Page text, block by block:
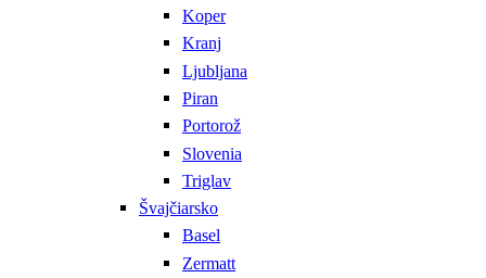
Koper
Kranj
Ljubljana
Piran
Portorož
Slovenia
Triglav
Švajčiarsko
Basel
Zermatt